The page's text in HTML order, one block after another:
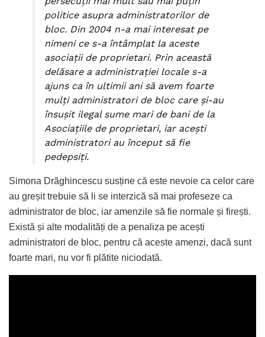
politice asupra administratorilor de
bloc. Din 2004 n-a mai interesat pe
nimeni ce s-a întâmplat la aceste
asociații de proprietari. Prin această
delăsare a administrației locale s-a
ajuns ca în ultimii ani să avem foarte
mulți administratori de bloc care și-au
însușit ilegal sume mari de bani de la
Asociațiile de proprietari, iar acești
administratori au început să fie
pedepsiți.
Simona Drăghincescu susține că este nevoie ca celor care
au greșit trebuie să li se interzică să mai profeseze ca
administrator de bloc, iar amenzile să fie normale și firești.
Există și alte modalități de a penaliza pe acești
administratori de bloc, pentru că aceste amenzi, dacă sunt
foarte mari, nu vor fi plătite niciodată.